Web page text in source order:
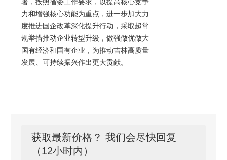
力和增强核心功能为重点，进一步加大力
度推进国企改革深化提升行动，采取超常
规举措推动企业转型升级，做强做优做大
国有经济和国有企业，为推动吉林高质量
发展、可持续振兴作出更大贡献。
获取最新价格？ 我们会尽快回复
（12小时内）